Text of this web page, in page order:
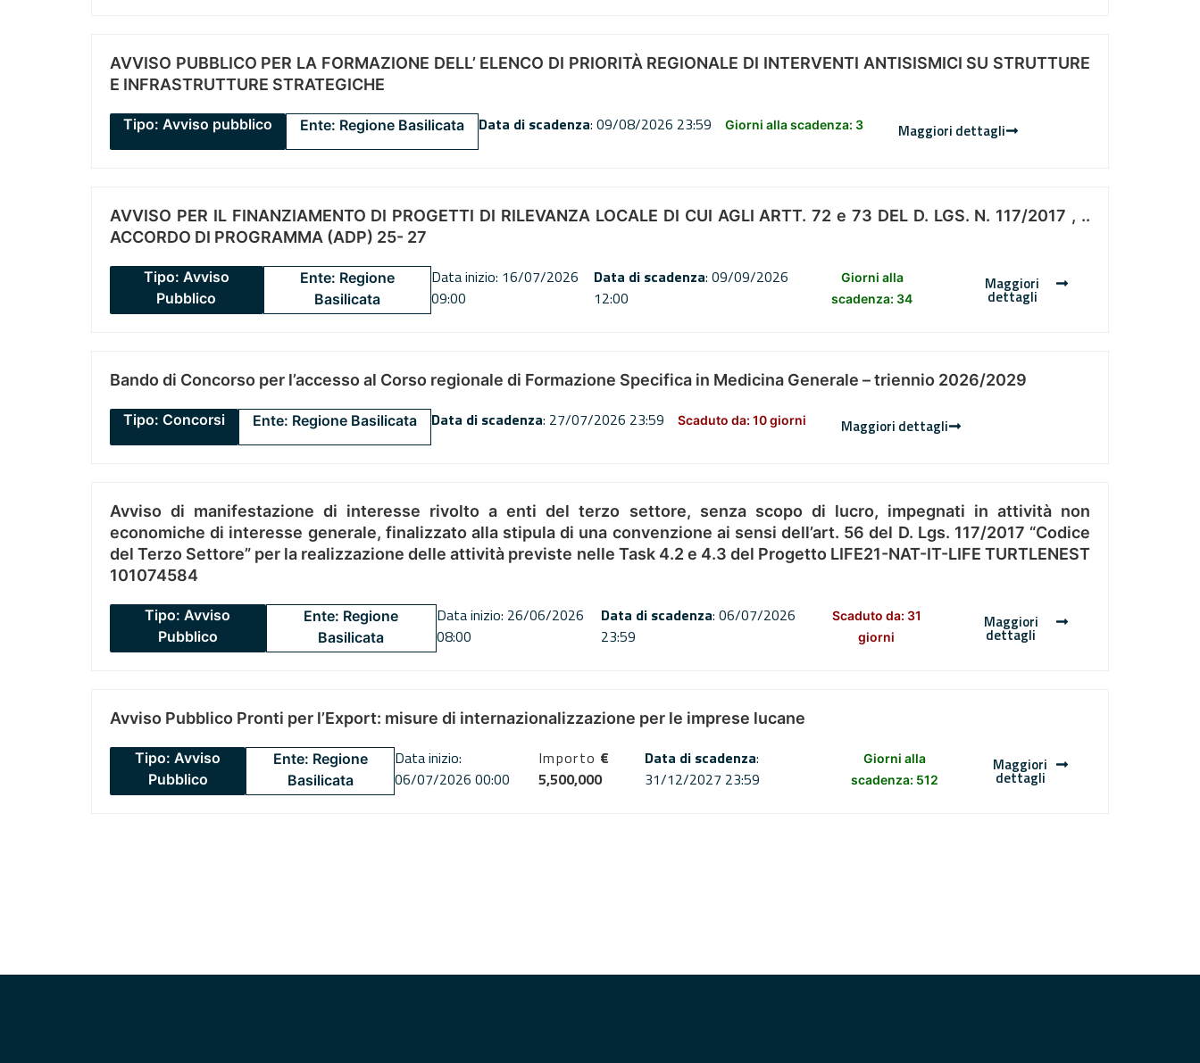
AVVISO PUBBLICO PER LA FORMAZIONE DELL’ ELENCO DI PRIORITÀ REGIONALE DI INTERVENTI ANTISISMICI SU STRUTTURE
E INFRASTRUTTURE STRATEGICHE
Tipo: Avviso pubblico Ente: Regione Basilicata Data di scadenza: 09/08/2026 23:59 Giorni alla scadenza: 3 Maggiori dettagli
AVVISO PER IL FINANZIAMENTO DI PROGETTI DI RILEVANZA LOCALE DI CUI AGLI ARTT. 72 e 73 DEL D. LGS. N. 117/2017 , ..
ACCORDO DI PROGRAMMA (ADP) 25- 27
Tipo: Avviso
Pubblico
Ente: Regione
Basilicata
Data inizio: 16/07/2026
09:00
Data di scadenza: 09/09/2026
12:00
Giorni alla
scadenza: 34
Maggiori
dettagli
Bando di Concorso per l’accesso al Corso regionale di Formazione Specifica in Medicina Generale – triennio 2026/2029
Tipo: Concorsi Ente: Regione Basilicata Data di scadenza: 27/07/2026 23:59 Scaduto da: 10 giorni Maggiori dettagli
Avviso di manifestazione di interesse rivolto a enti del terzo settore, senza scopo di lucro, impegnati in attività non
economiche di interesse generale, finalizzato alla stipula di una convenzione ai sensi dell’art. 56 del D. Lgs. 117/2017 “Codice
del Terzo Settore” per la realizzazione delle attività previste nelle Task 4.2 e 4.3 del Progetto LIFE21-NAT-IT-LIFE TURTLENEST
101074584
Tipo: Avviso
Pubblico
Ente: Regione
Basilicata
Data inizio: 26/06/2026
08:00
Data di scadenza: 06/07/2026
23:59
Scaduto da: 31
giorni
Maggiori
dettagli
Avviso Pubblico Pronti per l’Export: misure di internazionalizzazione per le imprese lucane
Tipo: Avviso
Pubblico
Ente: Regione
Basilicata
Data inizio:
06/07/2026 00:00
Importo €
5,500,000
Data di scadenza:
31/12/2027 23:59
Giorni alla
scadenza: 512
Maggiori
dettagli